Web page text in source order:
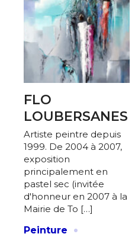
FLO
LOUBERSANES
Artiste peintre depuis
1999. De 2004 à 2007,
exposition
principalement en
pastel sec (invitée
d'honneur en 2007 à la
Mairie de To […]
Peinture
·